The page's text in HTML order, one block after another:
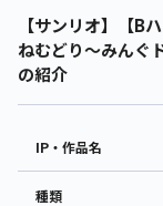
【サンリオ】【B
ねむどり～みんぐ
の紹介
IP・作品名
種類